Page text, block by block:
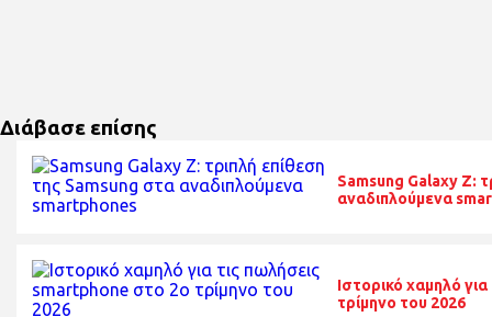
Διάβασε επίσης
Samsung Galaxy Z:
αναδιπλούμενα
Ιστορικό χαμηλό
τρίμηνο του 2026